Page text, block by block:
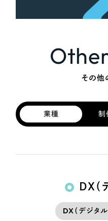
その他
業種 制
DX（
DX（デジタ